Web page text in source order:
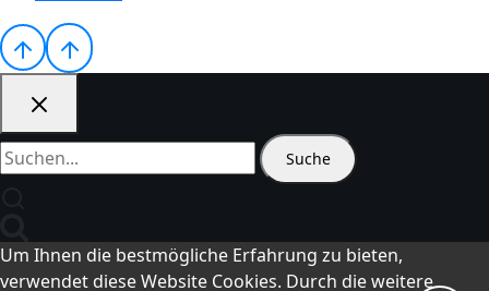
Suche
nach:
Um Ihnen die bestmögliche Erfahrung zu bieten,
verwendet diese Website Cookies. Durch die weitere